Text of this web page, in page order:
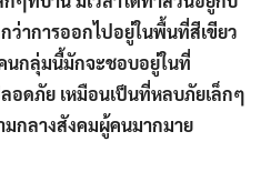
ว่าการออกไปอยู่ในพื้นที่สีเขียว
นกลุ่มนี้มักจะชอบอยู่ในที่
อดภัย เหมือนเป็นที่หลบภัยเล็กๆ
กลางสังคมผู้คนมากมาย